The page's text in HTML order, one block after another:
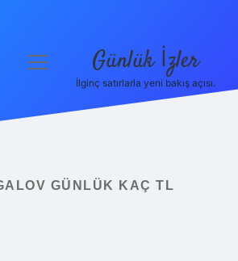
menüyü
Günlük İzler
İlginç satırlarla yeni bakış açısı.
GÜNLÜK KAÇ TL